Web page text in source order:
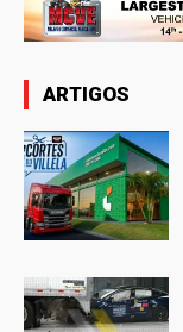
ARTIGOS